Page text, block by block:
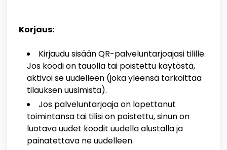
Korjaus:
Kirjaudu sisään QR-palveluntarjoajasi tilille.
Jos koodi on tauolla tai poistettu käytöstä,
aktivoi se uudelleen (joka yleensä tarkoittaa
tilauksen uusimista).
Jos palveluntarjoaja on lopettanut
toimintansa tai tilisi on poistettu, sinun on
luotava uudet koodit uudella alustalla ja
painatettava ne uudelleen.